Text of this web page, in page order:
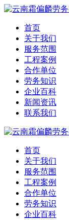
首页
关于我们
服务范围
工程案例
合作单位
劳务知识
企业百科
新闻资讯
联系我们
首页
关于我们
服务范围
工程案例
合作单位
劳务知识
企业百科